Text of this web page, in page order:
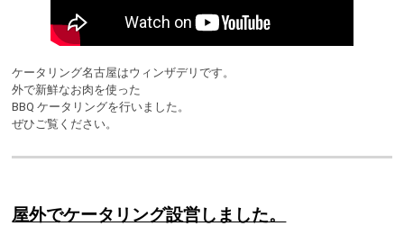
ケータリング名古屋はウィンザデリです。
外で新鮮なお肉を使った
BBQ ケータリングを行いました。
ぜひご覧ください。
屋外でケータリング設営しました。